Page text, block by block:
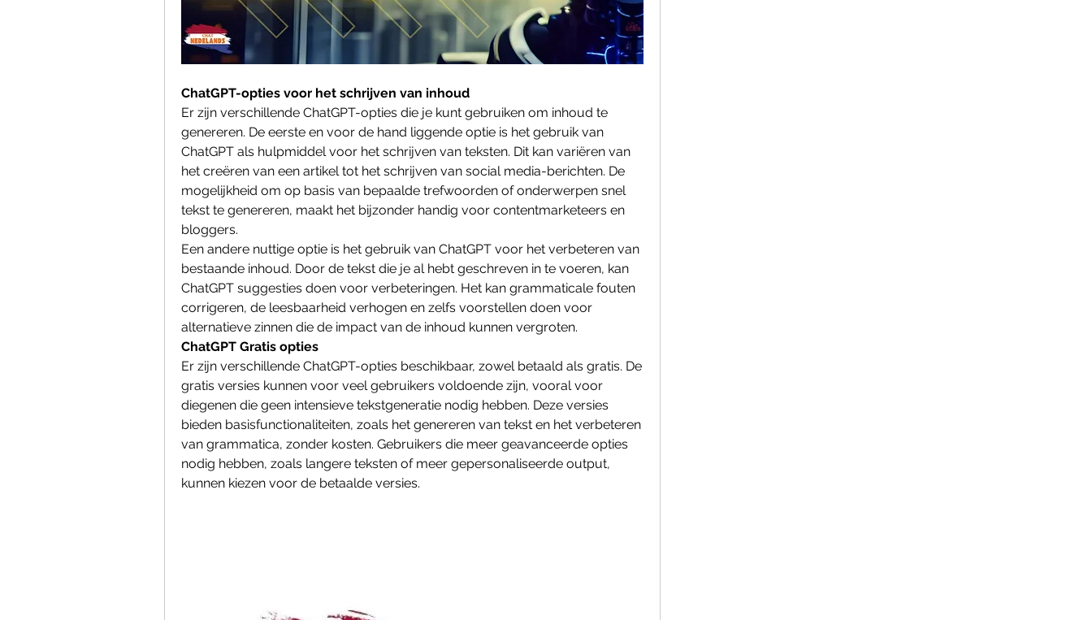
ChatGPT-opties voor het schrijven van inhoud
Er zijn verschillende ChatGPT-opties die je kunt gebruiken om inhoud te
genereren. De eerste en voor de hand liggende optie is het gebruik van
ChatGPT als hulpmiddel voor het schrijven van teksten. Dit kan variëren van
het creëren van een artikel tot het schrijven van social media-berichten. De
mogelijkheid om op basis van bepaalde trefwoorden of onderwerpen snel
tekst te genereren, maakt het bijzonder handig voor contentmarketeers en
bloggers.
Een andere nuttige optie is het gebruik van ChatGPT voor het verbeteren van
bestaande inhoud. Door de tekst die je al hebt geschreven in te voeren, kan
ChatGPT suggesties doen voor verbeteringen. Het kan grammaticale fouten
corrigeren, de leesbaarheid verhogen en zelfs voorstellen doen voor
alternatieve zinnen die de impact van de inhoud kunnen vergroten.
ChatGPT Gratis opties
Er zijn verschillende ChatGPT-opties beschikbaar, zowel betaald als gratis. De
gratis versies kunnen voor veel gebruikers voldoende zijn, vooral voor
diegenen die geen intensieve tekstgeneratie nodig hebben. Deze versies
bieden basisfunctionaliteiten, zoals het genereren van tekst en het verbeteren
van grammatica, zonder kosten. Gebruikers die meer geavanceerde opties
nodig hebben, zoals langere teksten of meer gepersonaliseerde output,
kunnen kiezen voor de betaalde versies.